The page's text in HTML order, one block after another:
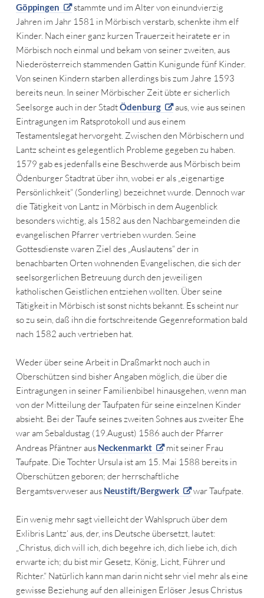
Göppingen
stammte und im Alter von einundvierzig
Jahren im Jahr 1581 in Mörbisch verstarb, schenkte ihm elf
Kinder. Nach einer ganz kurzen Trauerzeit heiratete er in
Mörbisch noch einmal und bekam von seiner zweiten, aus
Niederösterreich stammenden Gattin Kunigunde fünf Kinder.
Von seinen Kindern starben allerdings bis zum Jahre 1593
bereits neun. In seiner Mörbischer Zeit übte er sicherlich
Seelsorge auch in der StadtÖdenburg
aus, wie aus seinen
Eintragungen im Ratsprotokoll und aus einem
Testamentslegat hervorgeht. Zwischen den Mörbischern und
Lantz scheint es gelegentlich Probleme gegeben zu haben.
1579 gab es jedenfalls eine Beschwerde aus Mörbisch beim
Ödenburger Stadtrat über ihn, wobei er als „eigenartige
Persönlichkeit“ (Sonderling) bezeichnet wurde. Dennoch war
die Tätigkeit von Lantz in Mörbisch in dem Augenblick
besonders wichtig, als 1582 aus den Nachbargemeinden die
evangelischen Pfarrer vertrieben wurden. Seine
Gottesdienste waren Ziel des „Auslautens“ der in
benachbarten Orten wohnenden Evangelischen, die sich der
seelsorgerlichen Betreuung durch den jeweiligen
katholischen Geistlichen entziehen wollten. Über seine
Tätigkeit in Mörbisch ist sonst nichts bekannt. Es scheint nur
so zu sein, daß ihn die fortschreitende Gegenreformation bald
nach 1582 auch vertrieben hat.
Weder über seine Arbeit in Draßmarkt noch auch in
Oberschützen sind bisher Angaben möglich, die über die
Eintragungen in seiner Familienbibel hinausgehen, wenn man
von der Mitteilung der Taufpaten für seine einzelnen Kinder
absieht. Bei der Taufe seines zweiten Sohnes aus zweiter Ehe
war am Sebaldustag (19.August) 1586 auch der Pfarrer
Andreas Pfäntner aus Neckenmarkt
mit seiner Frau
Taufpate. Die Tochter Ursula ist am 15. Mai 1588 bereits in
Oberschützen geboren; der herrschaftliche
Bergamtsverweser aus Neustift/Bergwerk war Taufpate.
Ein wenig mehr sagt vielleicht der Wahlspruch über dem
Exlibris Lantz‘ aus, der, ins Deutsche übersetzt, lautet:
„Christus, dich will ich, dich begehre ich, dich liebe ich, dich
erwarte ich; du bist mir Gesetz, König, Licht, Führer und
Richter.“ Natürlich kann man darin nicht sehr viel mehr als eine
gewisse Beziehung auf den alleinigen Erlöser Jesus Christus